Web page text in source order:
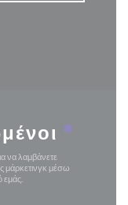
*
να λαμβάνετε
μάρκετινγκ μέσω
εμάς.